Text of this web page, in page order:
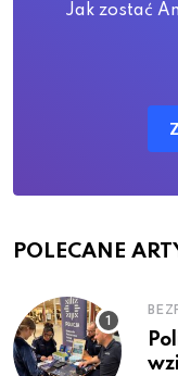
Jak zostać
POLECANE